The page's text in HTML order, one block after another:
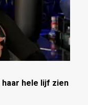
hele lijf zien